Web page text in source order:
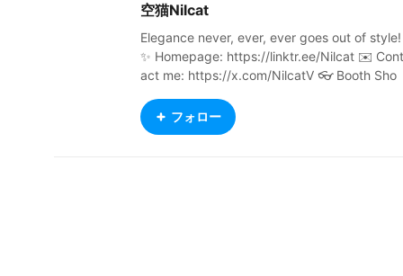
空猫Nilcat
Elegance never, ever, ever goes out of style!
‌✨ Homepage: https://linktr.ee/Nilcat ✉️ Cont
act me: https://x.com/NilcatV 👓 Booth Sho
https://sketchfab.com/nilcat2024/models
フォロー